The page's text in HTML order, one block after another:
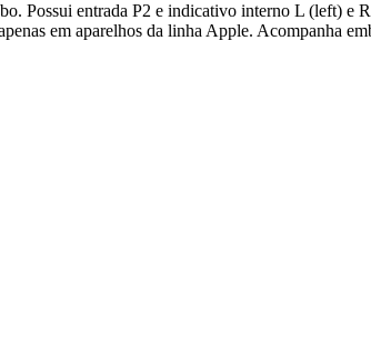
Possui entrada P2 e indicativo interno L (left) e
em aparelhos da linha Apple. Acompanha